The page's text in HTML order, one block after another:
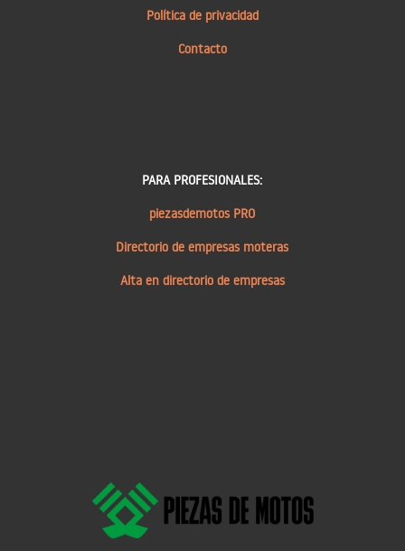
Política de privacidad
Contacto
PARA PROFESIONALES:
piezasdemotos PRO
Directorio de empresas moteras
Alta en directorio de empresas